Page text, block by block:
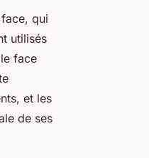
qui
utilisés
face
et les
de ses